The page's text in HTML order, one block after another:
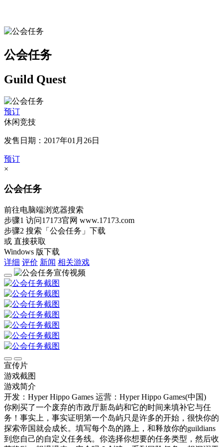
公会任务
Guild Quest
预订
休闲竞技
发售日期：2017年01月26日
预订
×
公会任务
前往电脑端浏览器搜索
步骤1 访问17173官网 www.17173.com
步骤2 搜索 「公会任务」 下载
或 直接获取
Windows 版下载
详细 评价 新闻 相关游戏
宣传片
游戏截图
游戏简介
开发：Hyper Hippo Games 运营：Hyper Hippo Games(中国)
你刚买了一个废弃的市政厅新岛屿和它的时间来填补它与任
务！事实上，事实证明第一个岛屿只是许多的开始，很快你的
探索帝国就会成长。填写每个岛的路上，和释放你的guildians
到您自己的自定义任务线。你选择你想要的任务类型，然后收